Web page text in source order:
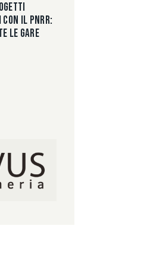
IL PNRR:
LE GARE